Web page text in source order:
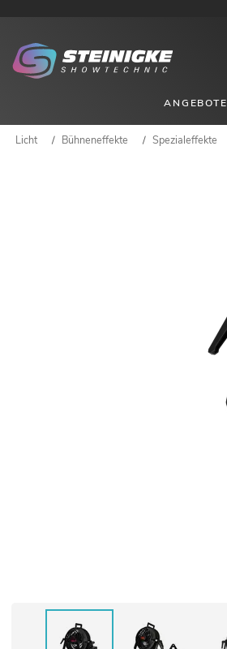
ANGEBOTE
Licht / Bühneneffekte / Spezialeffekte